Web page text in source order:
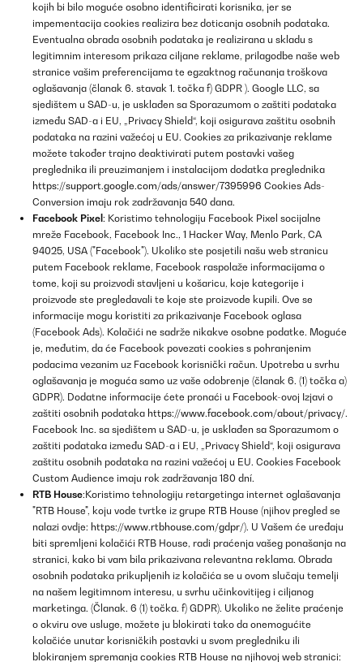
kojih bi bilo moguće osobno identificirati korisnika, jer se
impementacija cookies realizira bez doticanja osobnih podataka.
Eventualna obrada osobnih podataka je realizirana u skladu s
legitimnim interesom prikaza ciljane reklame, prilagodbe naše web
stranice vašim preferencijama te egzaktnog računanja troškova
oglašavanja (članak 6. stavak 1. točka f) GDPR ). Google LLC, sa
sjedištem u SAD-u, je usklađen sa Sporazumom o zaštiti podataka
između SAD-a i EU, „Privacy Shield“, koji osigurava zaštitu osobnih
podataka na razini važećoj u EU. Cookies za prikazivanje reklame
možete također trajno deaktivirati putem postavki vašeg
preglednika ili preuzimanjem i instalacijom dodatka preglednika
https://support.google.com/ads/answer/7395996 Cookies Ads-
Conversion imaju rok zadržavanja 540 dana.
Facebook Pixel : Koristimo tehnologiju Facebook Pixel socijalne
mreže Facebook, Facebook Inc., 1 Hacker Way, Menlo Park, CA
94025, USA ("Facebook"). Ukoliko ste posjetili našu web stranicu
putem Facebook reklame, Facebook raspolaže informacijama o
tome, koji su proizvodi stavljeni u košaricu, koje kategorije i
proizvode ste pregledavali te koje ste proizvode kupili. Ove se
informacije mogu koristiti za prikazivanje Facebook oglasa
(Facebook Ads). Kolačići ne sadrže nikakve osobne podatke. Moguće
je, međutim, da će Facebook povezati cookies s pohranjenim
podacima vezanim uz Facebook korisnički račun. Upotreba u svrhu
oglašavanja je moguća samo uz vaše odobrenje (članak 6. (1) točka a)
GDPR). Dodatne informacije ćete pronaći u Facebook-ovoj Izjavi o
zaštiti osobnih podataka https://www.facebook.com/about/privacy/.
Facebook Inc. sa sjedištem u SAD-u, je usklađen sa Sporazumom o
zaštiti podataka između SAD-a i EU, „Privacy Shield“, koji osigurava
zaštitu osobnih podataka na razini važećoj u EU. Cookies Facebook
Custom Audience imaju rok zadržavanja 180 dní.
RTB House:Koristimo tehnologiju retargetinga internet oglašavanja
"RTB House", koju vode tvrtke iz grupe RTB House (njihov pregled se
nalazi ovdje: https://www.rtbhouse.com/gdpr/). U Vašem će uređaju
biti spremljeni kolačići RTB House, radi praćenja vašeg ponašanja na
stranici, kako bi vam bila prikazivana relevantna reklama. Obrada
osobnih podataka prikupljenih iz kolačića se u ovom slučaju temelji
na našem legitimnom interesu, u svrhu učinkovitijeg i ciljanog
marketinga. (Članak. 6 (1) točka. f) GDPR). Ukoliko ne želite praćenje
o okviru ove usluge, možete ju blokirati tako da onemogućite
kolačiće unutar korisničkih postavki u svom pregledniku ili
blokiranjem spremanja cookies RTB House na njihovoj web stranici: